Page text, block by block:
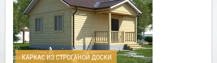
КАРКАС ИЗ СТРОГАНОЙ ДОСКИ